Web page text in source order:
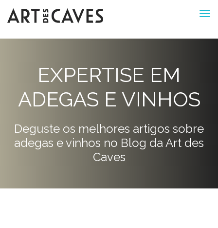
EXPERTISE EM
ADEGAS E VINHOS
Deguste os melhores artigos sobre
adegas e vinhos no Blog da Art des
Caves